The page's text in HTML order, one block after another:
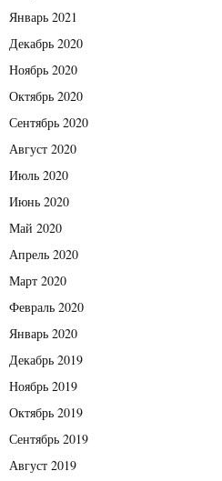
Январь 2021
Декабрь 2020
Ноябрь 2020
Октябрь 2020
Сентябрь 2020
Август 2020
Июль 2020
Июнь 2020
Май 2020
Апрель 2020
Март 2020
Февраль 2020
Январь 2020
Декабрь 2019
Ноябрь 2019
Октябрь 2019
Сентябрь 2019
Август 2019